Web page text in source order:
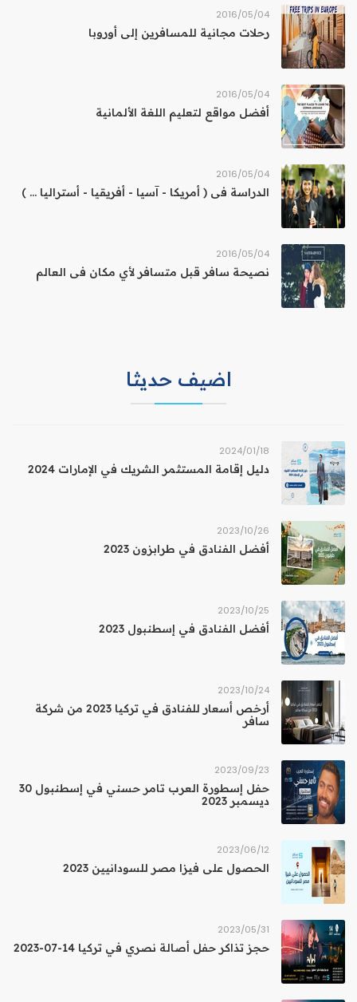
04‏/05‏/2016
رحلات مجانية للمسافرين إلى أوروبا
04‏/05‏/2016
أفضل مواقع لتعليم اللغة الألمانية
04‏/05‏/2016
الدراسة فى ( أمريكا - آسيا - أفريقيا - أستراليا ... )
04‏/05‏/2016
نصيحة سافر قبل متسافر لأي مكان فى العالم
اضيف حديثا
18‏/01‏/2024
دليل إقامة المستثمر الشريك في الإمارات 2024
26‏/10‏/2023
أفضل الفنادق في طرابزون 2023
25‏/10‏/2023
أفضل الفنادق في إسطنبول 2023
24‏/10‏/2023
أرخص أسعار للفنادق في تركيا 2023 من شركة
سافر
23‏/09‏/2023
حفل إسطورة العرب تامر حسني في إسطنبول 30
ديسمبر 2023
12‏/06‏/2023
الحصول على فيزا مصر للسودانيين 2023
31‏/05‏/2023
حجز تذاكر حفل أصالة نصري في تركيا 14-07-2023